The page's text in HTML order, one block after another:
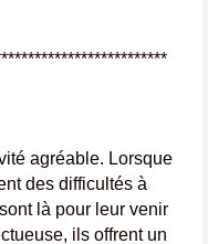
agréable. Lorsque
des difficultés à
là pour leur venir
ils offrent un